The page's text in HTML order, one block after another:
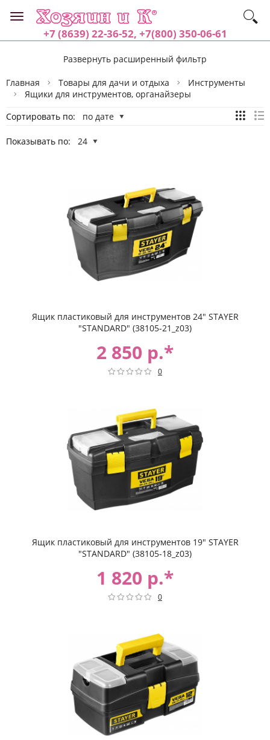
+7 (8639) 22-36-52, +7(800) 350-06-61
Развернуть расширенный фильтр
Главная Товары для дачи и отдыха
Инструменты
Ящики для инструментов, органайзеры
Сортировать по: по дате
Показывать по: 24
Ящик пластиковый для инструментов 24" STAYER
"STANDARD" (38105-21_z03)
2 850 р.*
0
Ящик пластиковый для инструментов 19" STAYER
"STANDARD" (38105-18_z03)
1 820 р.*
0